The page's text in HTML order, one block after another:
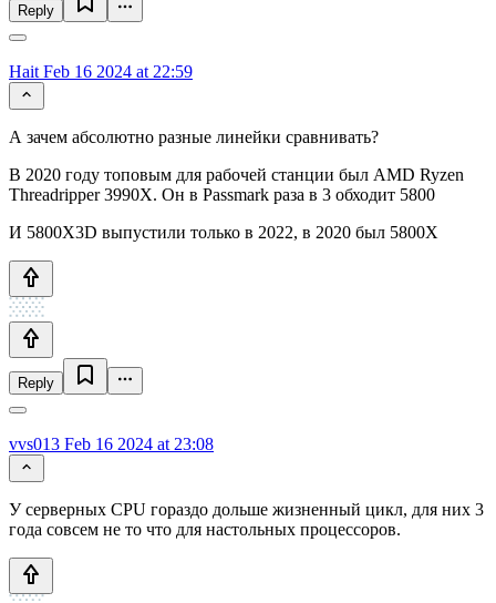
Reply
Hait Feb 16 2024 at 22:59
А зачем абсолютно разные линейки сравнивать?
В 2020 году топовым для рабочей станции был AMD Ryzen
Threadripper 3990X. Он в Passmark раза в 3 обходит 5800
И 5800X3D выпустили только в 2022, в 2020 был 5800X
Reply
vvs013 Feb 16 2024 at 23:08
У серверных CPU гораздо дольше жизненный цикл, для них 3
года совсем не то что для настольных процессоров.